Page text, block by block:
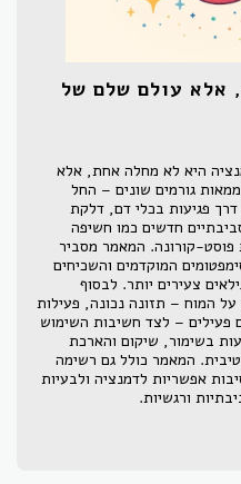
אלא עולם שלם של
6 דקות 🌼 דמנציה היא לא מחלה אחת, אלא
גורמים שונים – החל
דרך פגיעות בכלי דם, דלקת
חדשים כמו חשיפה
פוסט-קורונה. המאמר מסביר
המוקדמים והשכיחים
צעירים יותר. לבסוף
המוח – תזונה נכונה, פעילות
פעילים – לצד חשיבות השימוש
בשימור, שיקום והארכת
המאמר כולל גם רשימה
אפשריות לדמנציה ולבעיות
ורגשיות.